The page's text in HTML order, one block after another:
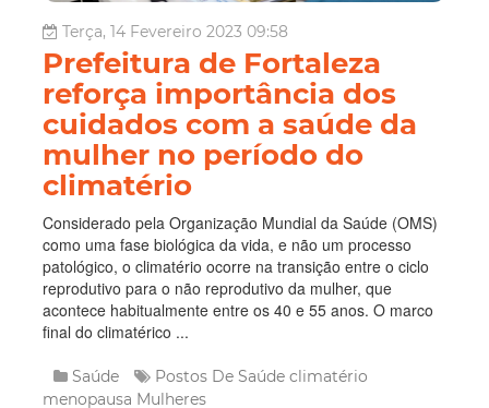
Terça, 14 Fevereiro 2023 09:58
Prefeitura de Fortaleza
reforça importância dos
cuidados com a saúde da
mulher no período do
climatério
Considerado pela Organização Mundial da Saúde (OMS)
como uma fase biológica da vida, e não um processo
patológico, o climatério ocorre na transição entre o ciclo
reprodutivo para o não reprodutivo da mulher, que
acontece habitualmente entre os 40 e 55 anos. O marco
final do climatérico ...
Saúde Postos De Saúde climatério
menopausa Mulheres